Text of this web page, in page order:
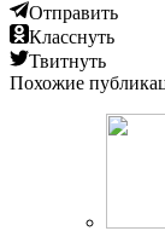
Отправить
Класснуть
Твитнуть
Похожие